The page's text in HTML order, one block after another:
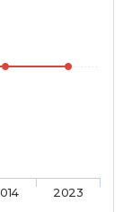
2023